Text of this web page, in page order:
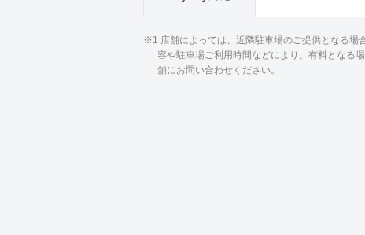
※1 店舗によっては、近隣駐車場のご提供となる場
容や駐車場ご利用時間などにより、有料となる
舗にお問い合わせください。